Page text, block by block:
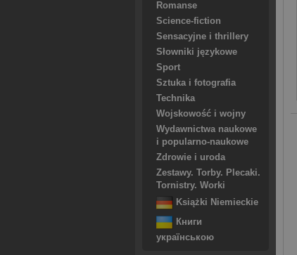
Romanse
Science-fiction
Sensacyjne i thrillery
Słowniki językowe
Sport
Sztuka i fotografia
Technika
Wojskowość i wojny
Wydawnictwa naukowe
i popularno-naukowe
Zdrowie i uroda
Zestawy. Torby. Plecaki.
Tornistry. Worki
Książki Niemieckie
Книги
українською